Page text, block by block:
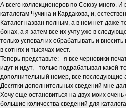
А всего коллекционеров по Союзу много.
каталогам Чучина и Кардакова, и,
Каталог назван полным, а в нем нет даже
бонах, а я затем все их учту уже в
только успевал их обрабатывать и
в сотнях и тысячах мест.
Теперь представьте: - я все черновики
идут и идут, - только подрабатывал
дополнительный номер, все последующие
Десятки дополнительных сведений мне
Хочу еще остановиться на двух моих
большие количества сведений для